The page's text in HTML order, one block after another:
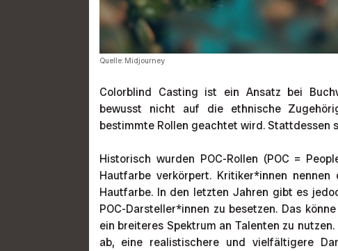
Quelle: Midjourney
Colorblind Casting ist ein Ansatz bei
bewusst nicht auf die ethnische
bestimmte Rollen geachtet wird. Stattdessen
Historisch wurden POC-Rollen (POC =
Hautfarbe verkörpert. Kritiker*innen nennen
Hautfarbe. In den letzten Jahren gibt es
POC-Darsteller*innen zu besetzen. Das
ein breiteres Spektrum an Talenten zu
ab, eine realistischere und vielfältigere